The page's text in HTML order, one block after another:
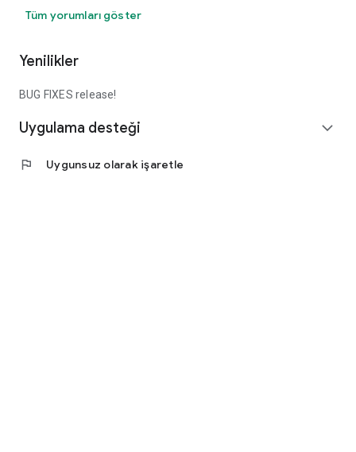
Tüm yorumları göster
Yenilikler
BUG FIXES release!
Uygulama desteği expand_more
flag Uygunsuz olarak işaretle